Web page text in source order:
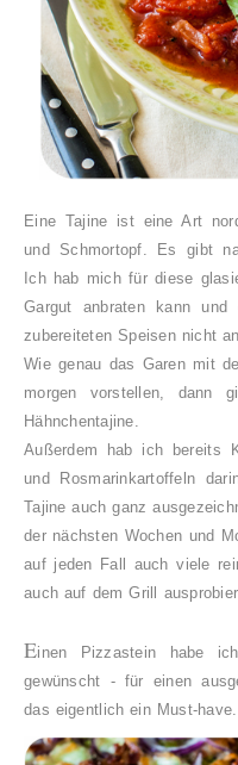
Eine Tajine ist eine Art
und Schmortopf. Es gibt
Ich hab mich für diese
Gargut anbraten kann
zubereiteten Speisen nicht
Wie genau das Garen mit
morgen vorstellen, dann
Hähnchentajine.
Außerdem hab ich bereits
und Rosmarinkartoffeln
Tajine auch ganz
der nächsten Wochen und
auf jeden Fall auch viele
auch auf dem Grill
Einen Pizzastein habe
gewünscht - für einen
das eigentlich ein Must-have.